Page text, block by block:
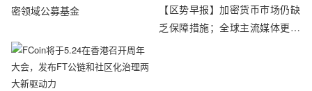
密领域公募基金
【区势早报】加密货币市场仍缺
乏保障措施；全球主流媒体更倾